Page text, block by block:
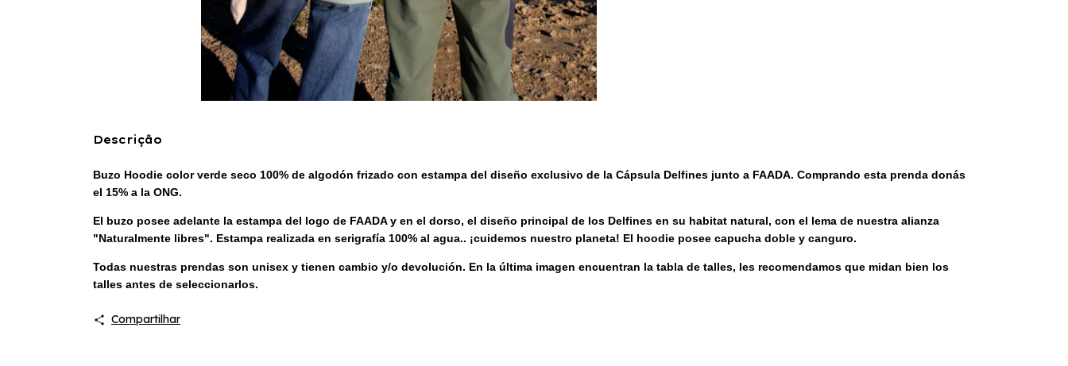
Descrição
Buzo Hoodie color verde seco 100% de algodón frizado con estampa del diseño exclusivo de la Cápsula Delfines junto a FAADA. Comprando esta prenda donás
el 15% a la ONG.
El buzo posee adelante la estampa del logo de FAADA y en el dorso, el diseño principal de los Delfines en su habitat natural, con el lema de nuestra alianza
"Naturalmente libres". Estampa realizada en serigrafía 100% al agua.. ¡cuidemos nuestro planeta! El hoodie posee capucha doble y canguro.
Todas nuestras prendas son unisex y tienen cambio y/o devolución. En la última imagen encuentran la tabla de talles, les recomendamos que midan bien los
talles antes de seleccionarlos.
Compartilhar